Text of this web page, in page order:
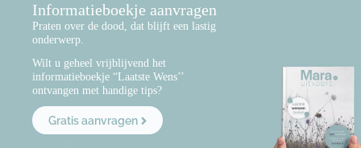
Informatieboekje aanvragen
Praten over de dood, dat blijft een lastig
onderwerp.
Wilt u geheel vrijblijvend het
informatieboekje “Laatste Wens’’
ontvangen met handige tips?
Gratis aanvragen